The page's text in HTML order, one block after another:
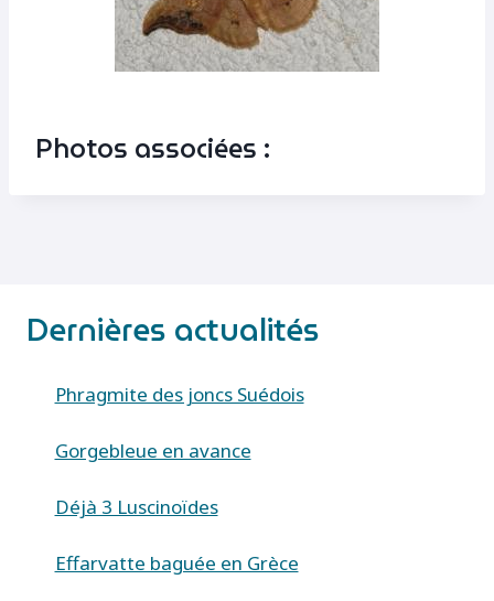
Photos associées :
Dernières actualités
Phragmite des joncs Suédois
Gorgebleue en avance
Déjà 3 Luscinoïdes
Effarvatte baguée en Grèce